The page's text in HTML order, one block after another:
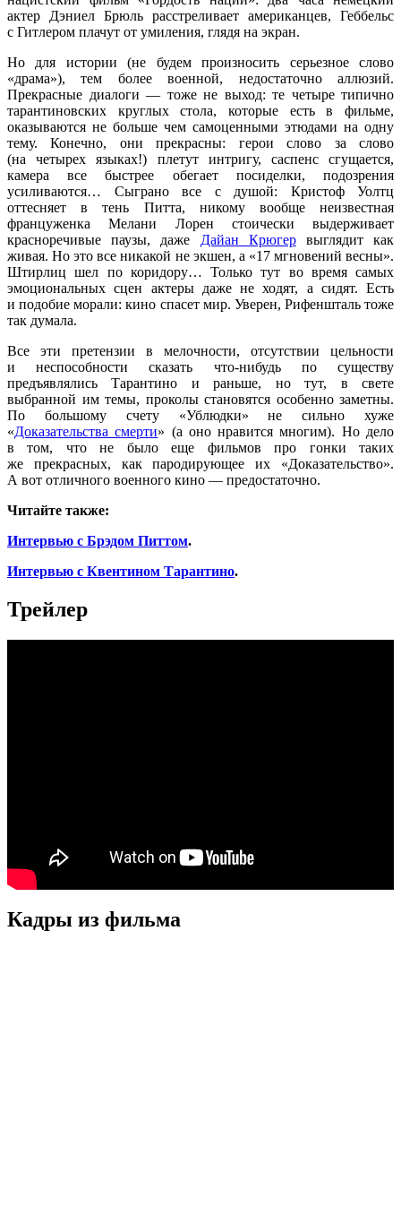
актер Дэниел Брюль расстреливает американцев, Геббельс
с Гитлером плачут от умиления, глядя на экран.
Но для истории (не будем произносить серьезное слово
«драма»), тем более военной, недостаточно аллюзий.
Прекрасные диалоги — тоже не выход: те четыре типично
тарантиновских круглых стола, которые есть в фильме,
оказываются не больше чем самоценными этюдами на одну
тему. Конечно, они прекрасны: герои слово за слово
(на четырех языках!) плетут интригу, саспенс сгущается,
камера все быстрее обегает посиделки, подозрения
усиливаются… Сыграно все с душой: Кристоф Уолтц
оттесняет в тень Питта, никому вообще неизвестная
француженка Мелани Лорен стоически выдерживает
красноречивые паузы, даже Дайан Крюгервыглядит как
живая. Но это все никакой не экшен, а «17 мгновений весны».
Штирлиц шел по коридору… Только тут во время самых
эмоциональных сцен актеры даже не ходят, а сидят. Есть
и подобие морали: кино спасет мир. Уверен, Рифеншталь тоже
так думала.
Все эти претензии в мелочности, отсутствии цельности
и неспособности сказать что-нибудь по существу
предъявлялись Тарантино и раньше, но тут, в свете
выбранной им темы, проколы становятся особенно заметны.
По большому счету «Ублюдки» не сильно хуже
«Доказательства смерти» (а оно нравится многим). Но дело
в том, что не было еще фильмов про гонки таких
же прекрасных, как пародирующее их «Доказательство».
А вот отличного военного кино — предостаточно.
Читайте также:
Интервью с Брэдом Питтом.
Интервью с Квентином Тарантино.
Трейлер
Кадры из фильмa